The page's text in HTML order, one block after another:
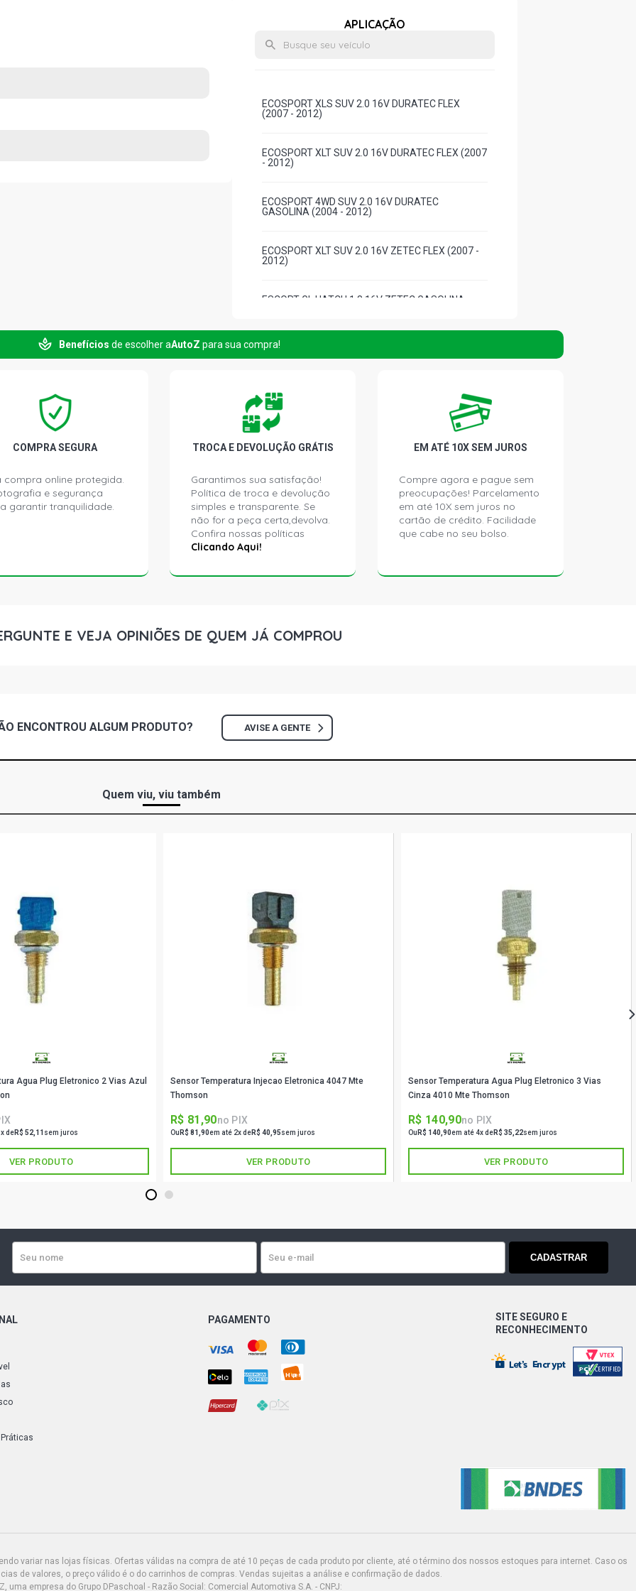
APLICAÇÃO
ECOSPORT XLS SUV 2.0 16V DURATEC FLEX
(2007 - 2012)
ECOSPORT XLT SUV 2.0 16V DURATEC FLEX (2007
- 2012)
ECOSPORT 4WD SUV 2.0 16V DURATEC
GASOLINA (2004 - 2012)
ECOSPORT XLT SUV 2.0 16V ZETEC FLEX (2007 -
2012)
ESCORT GL HATCH 1.8 16V ZETEC GASOLINA
ESCORT GLX HATCH 1.8 16V ZETEC GASOLINA
(1997 - 2002)
ESCORT RS HATCH 1.8 16V ZETEC GASOLINA
(1996 - 1996)
ESCORT STD SW 1.8 16V ZETEC GASOLINA (1997
- 1999)
ESCORT GL SW 1.8 16V ZETEC GASOLINA (1997 -
1999)
MONDEO CLX SW 1.8 16V ZETEC GASOLINA (1995
Benefícios de escolher aAutoZ para sua compra!
COMPRA SEGURA
compra online protegida.
e segurança
garantir tranquilidade.
TROCA E DEVOLUÇÃO GRÁTIS
Garantimos sua satisfação!
Política de troca e devolução
simples e transparente. Se
não for a peça certa,devolva.
Confira nossas políticas
Clicando Aqui!
EM ATÉ 10X SEM JUROS
Compre agora e pague sem
preocupações! Parcelamento
em até 10X sem juros no
cartão de crédito. Facilidade
que cabe no seu bolso.
E VEJA OPINIÕES DE QUEM JÁ COMPROU
ENCONTROU ALGUM PRODUTO? AVISE A GENTE
Quem viu, viu também
Agua Plug Eletronico 2 Vias Azul
deR$ 52,11 sem juros
VER PRODUTO
Sensor Temperatura Injecao Eletronica 4047 Mte
Thomson
R$ 81,90no PIX
Ou R$ 81,90em até 2x deR$ 40,95sem juros
VER PRODUTO
Sensor Temperatura Agua Plug Eletronico 3 Vias
Cinza 4010 Mte Thomson
R$ 140,90no PIX
Ou R$ 140,90em até 4x deR$ 35,22sem juros
VER PRODUTO
1 2
CADASTRAR
PAGAMENTO
SITE SEGURO E
RECONHECIMENTO
variar nas lojas físicas. Ofertas válidas na compra de até 10 peças de cada produto por cliente, até o término dos nossos estoques para internet. Caso os
de valores, o preço válido é o do carrinhos de compras. Vendas sujeitas a análise e confirmação de dados.
uma empresa do Grupo DPaschoal - Razão Social: Comercial Automotiva S.A. - CNPJ: